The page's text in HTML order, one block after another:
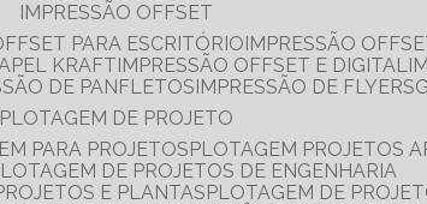
IMPRESSÃO OFFSET
PARA ESCRITÓRIO IMPRESSÃO
KRAFT IMPRESSÃO OFFSET E DIGITAL
DE PANFLETOS IMPRESSÃO DE FLYERS
PLOTAGEM DE PROJETO
PARA PROJETOS
PLOTAGEM PROJETOS
PLOTAGEM DE PROJETOS DE ENGENHARIA
E PLANTAS
PLOTAGEM DE